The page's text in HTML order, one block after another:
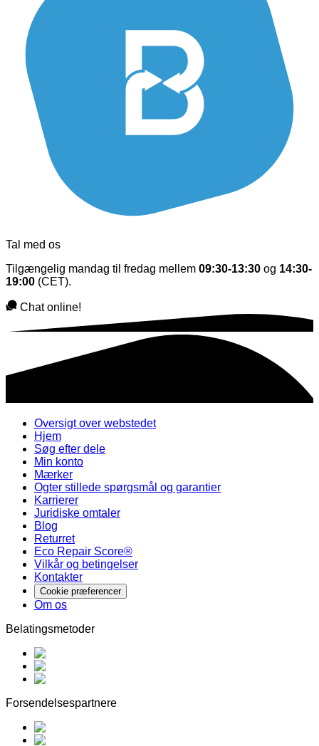
Tal med os
Tilgængelig mandag til fredag mellem 09:30-13:30 og 14:30-
19:00 (CET).
Chat online!
Oversigt over webstedet
Hjem
Søg efter dele
Min konto
Mærker
Ogter stillede spørgsmål og garantier
Karrierer
Juridiske omtaler
Blog
Returret
Eco Repair Score®
Vilkår og betingelser
Kontakter
Cookie præferencer
Om os
Belatingsmetoder
Forsendelsespartnere